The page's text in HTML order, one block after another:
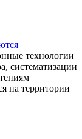
технологии
систематизации
на территории